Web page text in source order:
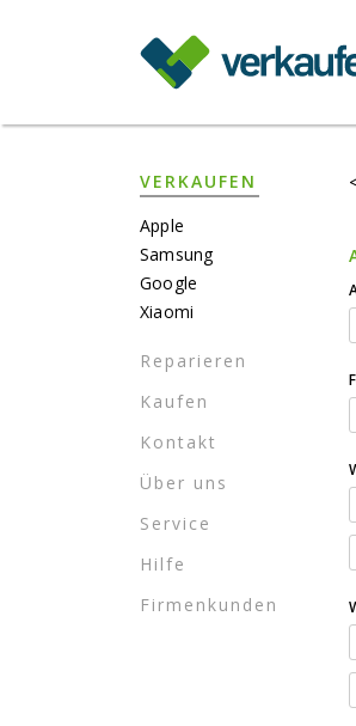
VERKAUFEN
Apple
Samsung
Google
Xiaomi
Reparieren
Kaufen
Kontakt
Über uns
Service
Hilfe
Firmenkunden
<